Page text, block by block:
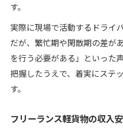
略
収入アップに直結
方
フリーランスが実
す。
実際に現場で活動するドライ
だが、繁忙期や閑散期の差が
を行う必要がある」といった
把握したうえで、着実にステ
す。
フリーランス軽貨物の収入